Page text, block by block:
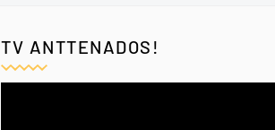
TV ANTTENADOS!